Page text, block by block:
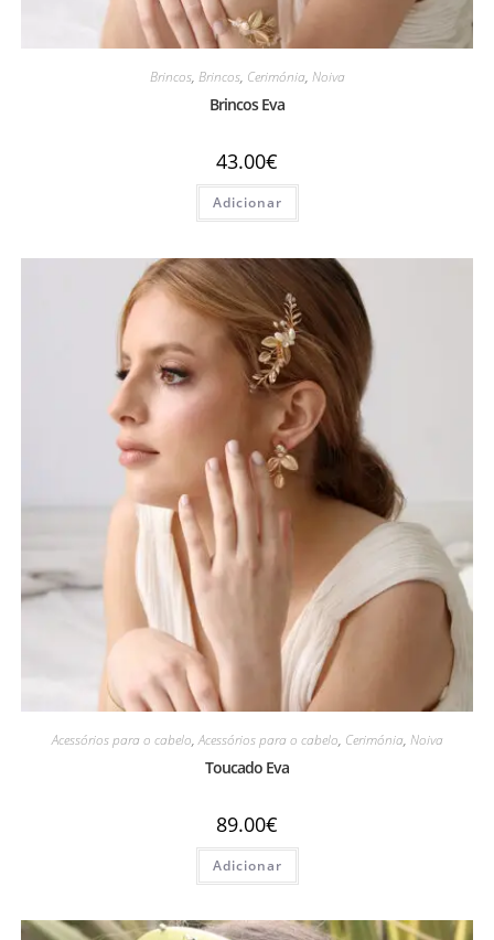
Brincos, Brincos, Cerimónia, Noiva
Brincos Eva
43.00€
Adicionar
Acessórios para o cabelo,Acessórios para o cabelo, Cerimónia, Noiva
Toucado Eva
89.00€
Adicionar